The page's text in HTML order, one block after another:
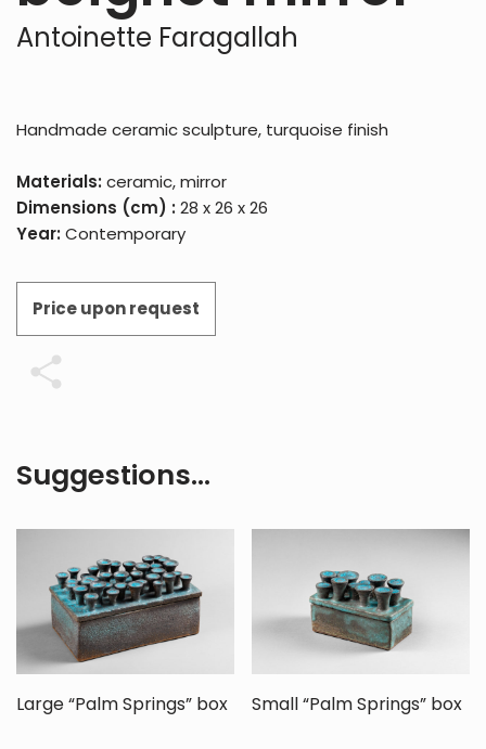
Antoinette Faragallah
Handmade ceramic sculpture, turquoise finish
Materials: ceramic, mirror
Dimensions (cm) : 28 x 26 x 26
Year: Contemporary
Price upon request
Suggestions…
Large “Palm Springs” box Small “Palm Springs” box